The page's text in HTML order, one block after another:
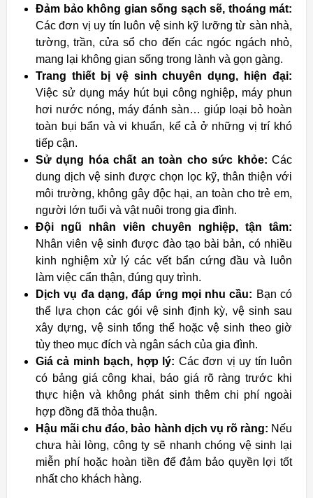
Đảm bảo không gian sống sạch sẽ, thoáng mát:
Các đơn vị uy tín luôn vệ sinh kỹ lưỡng từ sàn nhà,
tường, trần, cửa sổ cho đến các ngóc ngách nhỏ,
mang lại không gian sống trong lành và gọn gàng.
Trang thiết bị vệ sinh chuyên dụng, hiện đại:
Việc sử dụng máy hút bụi công nghiệp, máy phun
hơi nước nóng, máy đánh sàn… giúp loại bỏ hoàn
toàn bụi bẩn và vi khuẩn, kể cả ở những vị trí khó
tiếp cận.
Sử dụng hóa chất an toàn cho sức khỏe: Các
dung dịch vệ sinh được chọn lọc kỹ, thân thiện với
môi trường, không gây độc hại, an toàn cho trẻ em,
người lớn tuổi và vật nuôi trong gia đình.
Đội ngũ nhân viên chuyên nghiệp, tận tâm:
Nhân viên vệ sinh được đào tạo bài bản, có nhiều
kinh nghiệm xử lý các vết bẩn cứng đầu và luôn
làm việc cẩn thận, đúng quy trình.
Dịch vụ đa dạng, đáp ứng mọi nhu cầu: Bạn có
thể lựa chọn các gói vệ sinh định kỳ, vệ sinh sau
xây dựng, vệ sinh tổng thể hoặc vệ sinh theo giờ
tùy theo mục đích và ngân sách của gia đình.
Giá cả minh bạch, hợp lý: Các đơn vị uy tín luôn
có bảng giá công khai, báo giá rõ ràng trước khi
thực hiện và không phát sinh thêm chi phí ngoài
hợp đồng đã thỏa thuận.
Hậu mãi chu đáo, bảo hành dịch vụ rõ ràng: Nếu
chưa hài lòng, công ty sẽ nhanh chóng vệ sinh lại
miễn phí hoặc hoàn tiền để đảm bảo quyền lợi tốt
nhất cho khách hàng.